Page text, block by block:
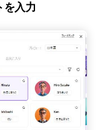
を入力